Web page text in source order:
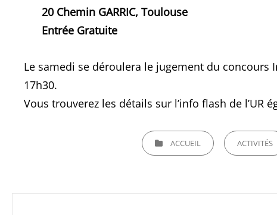
20 Chemin GARRIC, Toulouse
Entrée Gratuite
Le samedi se déroulera le jugement du concours
17h30.
Vous trouverez les détails sur l’info flash de l’UR
CATEGORIESACCUEIL ACTIVITÉS